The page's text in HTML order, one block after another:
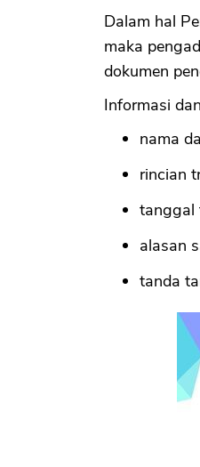
Dalam hal
maka
dokumen
Informasi
nama
rincian
tanggal
alasan
tanda